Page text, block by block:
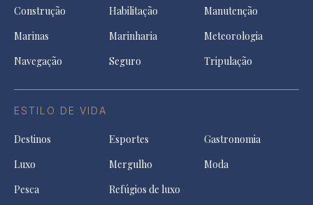
Construção Habilitação
Manutenção
Marinas
Marinharia
Meteorologia
Navegação
Seguro Tripulação
ESTILO DE VIDA
Destinos Esportes
Gastronomia
Luxo
Mergulho
Moda
Pesca
Refúgios de luxo